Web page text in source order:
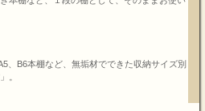
、B6本棚など、無垢材でできた収納サイズ別
。